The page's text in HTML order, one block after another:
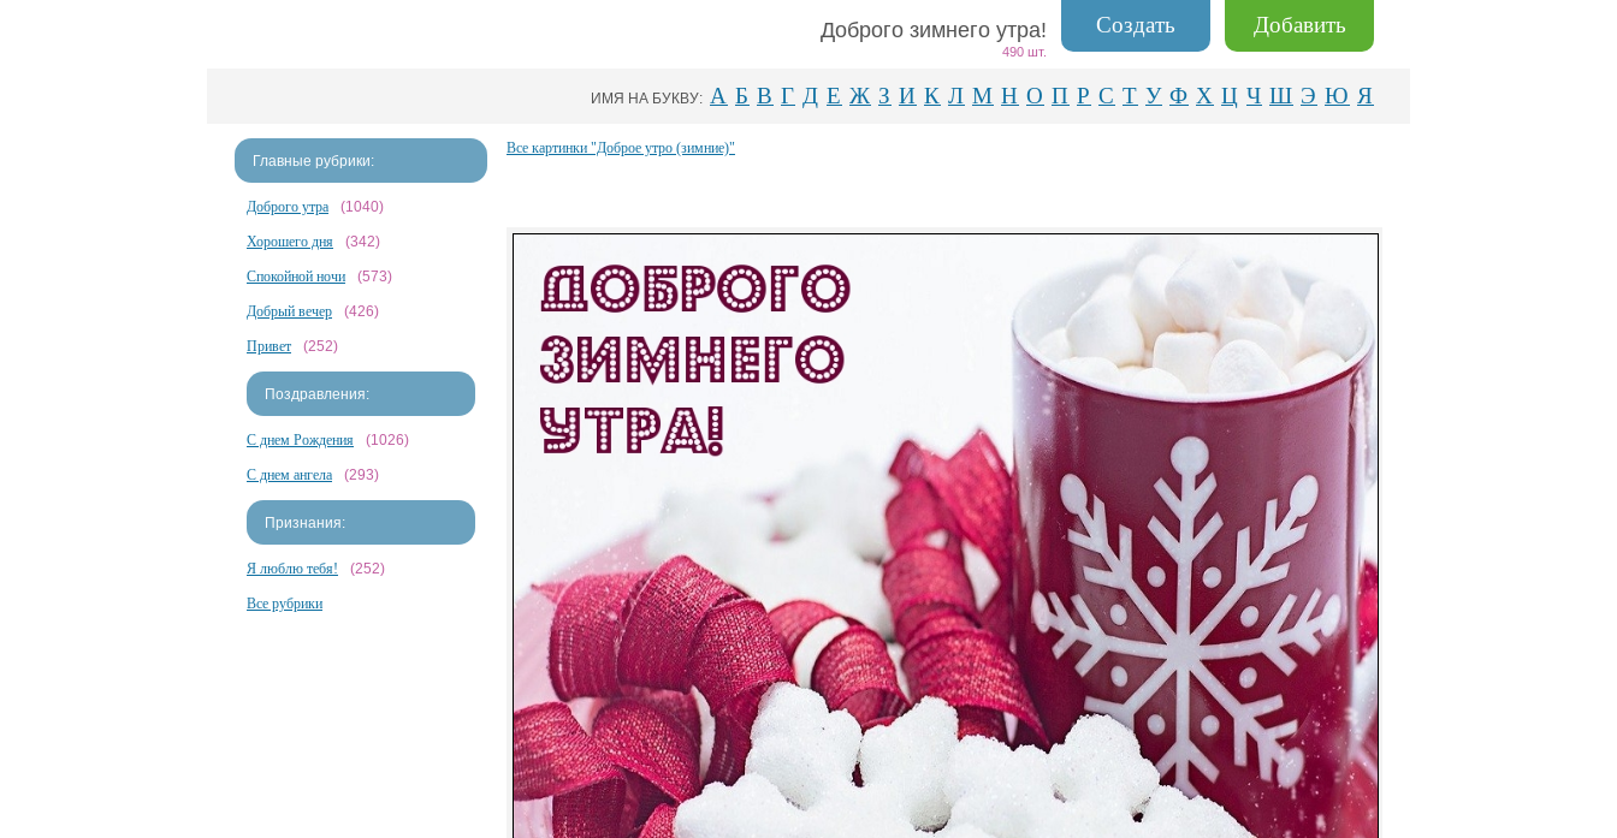
Добавить
Создать
Доброго зимнего утра!
490 шт.
ИМЯ НА БУКВУ: А Б В Г Д Е Ж З И К Л М Н О П Р С Т У Ф Х Ц Ч Ш Э Ю Я
Главные рубрики:
Доброго утра (1040)
Хорошего дня (342)
Спокойной ночи (573)
Добрый вечер (426)
Привет (252)
Поздравления:
С днем Рождения (1026)
С днем ангела (293)
Признания:
Я люблю тебя! (252)
Все рубрики
Все картинки "Доброе утро (зимние)"